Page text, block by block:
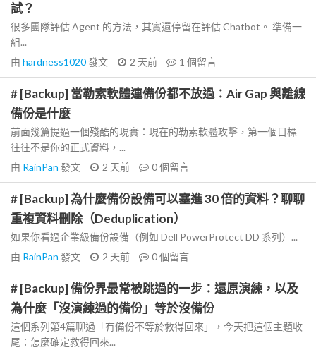
試？
很多團隊評估 Agent 的方法，其實還停留在評估 Chatbot。 準備一
組...
由 hardness1020發文 2 天前 1 個留言
# [Backup] 當勒索軟體連備份都不放過：Air Gap 與離線
備份是什麼
前面幾篇提過一個殘酷的現實：現在的勒索軟體攻擊，第一個目標
往往不是你的正式資料，...
由 RainPan 發文 2 天前 0個留言
# [Backup] 為什麼備份設備可以塞進 30 倍的資料？聊聊
重複資料刪除（Deduplication）
如果你看過企業級備份設備（例如 Dell PowerProtect DD 系列）...
由 RainPan 發文 2 天前 0個留言
# [Backup] 備份界最常被跳過的一步：還原演練，以及
為什麼「沒演練過的備份」等於沒備份
這個系列第4篇聊過「有備份不等於救得回來」，今天把這個主題收
尾：怎麼確定救得回來...